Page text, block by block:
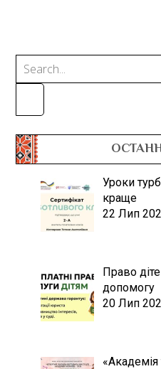
Уроки
краще
22 Лип
Право
допомогу
20 Лип
«Академія